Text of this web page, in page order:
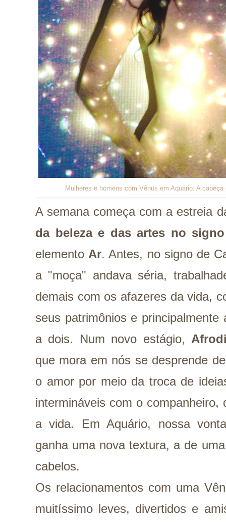
Mulheres e homens com Vênus em Aquário: A
A semana começa com a estreia
da beleza e das artes no
elemento Ar. Antes, no signo de
a "moça" andava séria,
demais com os afazeres da vida,
seus patrimônios e
a dois. Num novo estágio,
que mora em nós se desprende
o amor por meio da troca de
intermináveis com o companheiro,
a vida. Em Aquário, nossa
ganha uma nova textura, a de
cabelos.
Os relacionamentos com uma
muitíssimo leves, divertidos e